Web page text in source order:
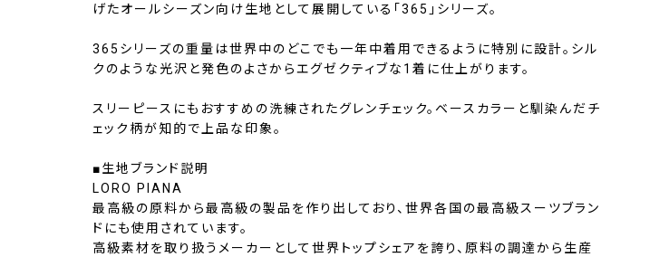
げたオールシーズン向け生地として展開している「365」シリーズ。
365シリーズの重量は世界中のどこでも一年中着用できるように特別に設計。シル
クのような光沢と発色のよさからエグゼクティブな1着に仕上がります。
スリーピースにもおすすめの洗練されたグレンチェック。ベースカラーと馴染んだチ
ェック柄が知的で上品な印象。
■生地ブランド説明
LORO PIANA
最高級の原料から最高級の製品を作り出しており、世界各国の最高級スーツブラン
ドにも使用されています。
高級素材を取り扱うメーカーとして世界トップシェアを誇り、原料の調達から生産